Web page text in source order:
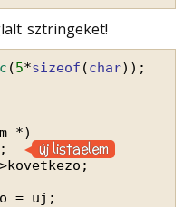
sztringeket!
(5*sizeof (char
új listaelem
= uj;